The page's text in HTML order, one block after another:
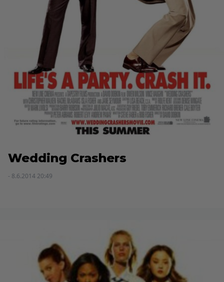
Wedding Crashers
- 8.6.2014 20:49